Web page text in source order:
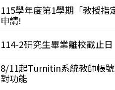
115學年度第1學期「教授指
申請!
114-2研究生畢業離校截止
8/11起Turnitin系統教師帳
對功能